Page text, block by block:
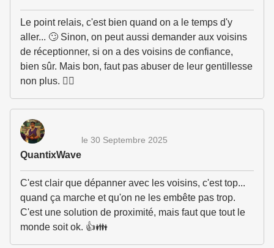
Le point relais, c'est bien quand on a le temps d'y
aller... 🙄 Sinon, on peut aussi demander aux voisins
de réceptionner, si on a des voisins de confiance,
bien sûr. Mais bon, faut pas abuser de leur gentillesse
non plus. 👮‍♀️
QuantixWave
le 30 Septembre 2025
C'est clair que dépanner avec les voisins, c'est top...
quand ça marche et qu'on ne les embête pas trop.
C'est une solution de proximité, mais faut que tout le
monde soit ok. 👍👪